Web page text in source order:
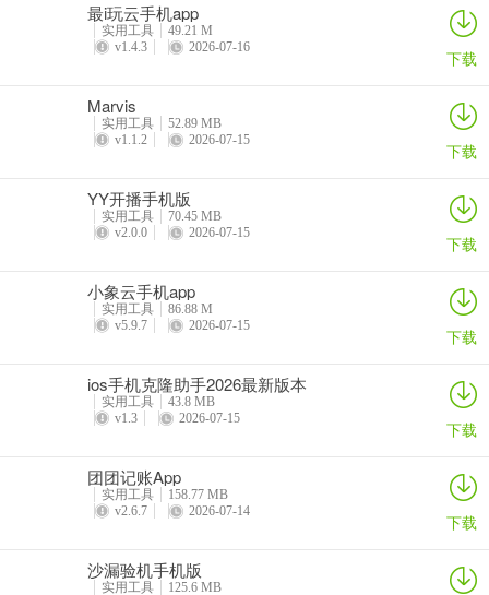
作为一款开源且轻量的应用，它非常适合作为Android设备的“默认翻
译引擎”。配合其简洁的特性，用户可以快速调取进行文本翻译，而无
4、弱网条件下的学术与技术查阅：
对于开发者或学生群体，在本地环境进行技术文档阅读时，本地推理
改进屏幕翻译处理（默认使用 OCR）
修复使用大字体时设置页面中的文本换行问题
网络翻译器：提供图片翻译服务
允许为同一种语言下载多种语音
最i玩云手机app
实用工具
49.21 M
v1.4.3
2026-07-16 下载
Marvis
实用工具
52.89 MB
v1.1.2
2026-07-15 下载
YY开播手机版
实用工具
70.45 MB
v2.0.0
2026-07-15 下载
小象云手机app
实用工具
86.88 M
v5.9.7
2026-07-15 下载
ios手机克隆助手2026最新版本
实用工具
43.8 MB
v1.3
2026-07-15 下载
团团记账App
实用工具
158.77 MB
v2.6.7
2026-07-14 下载
沙漏验机手机版
实用工具 125.6 MB